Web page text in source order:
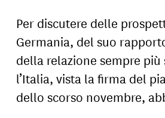
Per discutere delle
Germania, del suo
della relazione sempre più
l’Italia, vista la firma del
dello scorso novembre,